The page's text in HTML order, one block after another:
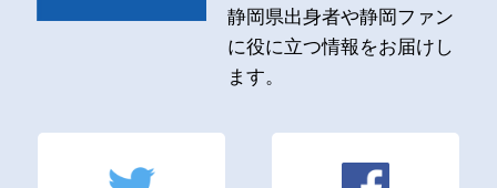
静岡県出身者や静岡ファン
に役に立つ情報をお届けし
ます。